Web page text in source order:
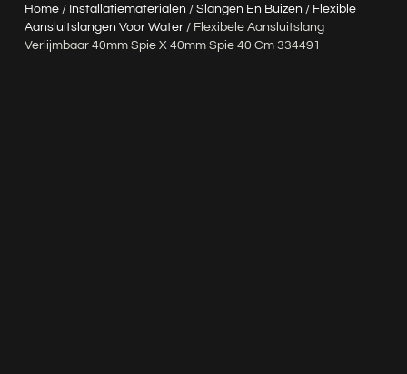
Home/ Installatiematerialen / Slangen En Buizen / Flexible
Aansluitslangen Voor Water/ Flexibele Aansluitslang
Verlijmbaar 40mm Spie X 40mm Spie 40 Cm 334491